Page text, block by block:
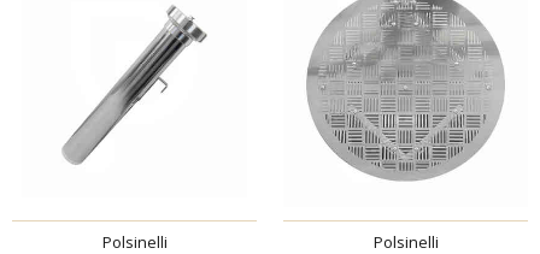
Polsinelli Polsinelli